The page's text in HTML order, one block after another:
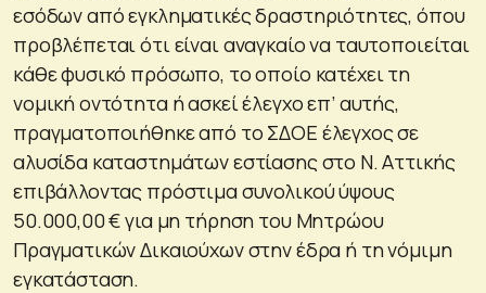
εσόδων από εγκληματικές δραστηριότητες, όπου
προβλέπεται ότι είναι αναγκαίο να ταυτοποιείται
κάθε φυσικό πρόσωπο, το οποίο κατέχει τη
νομική οντότητα ή ασκεί έλεγχο επ’ αυτής,
πραγματοποιήθηκε από το ΣΔΟΕ έλεγχος σε
αλυσίδα καταστημάτων εστίασης στο Ν. Αττικής
επιβάλλοντας πρόστιμα συνολικού ύψους
50.000,00 € για μη τήρηση του Μητρώου
Πραγματικών Δικαιούχων στην έδρα ή τη νόμιμη
εγκατάσταση.